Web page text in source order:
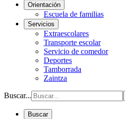
Orientación
Escuela de familias
Servicios
Extraescolares
Transporte escolar
Servicio de comedor
Deportes
Tamborrada
Zaintza
Buscar...
Buscar